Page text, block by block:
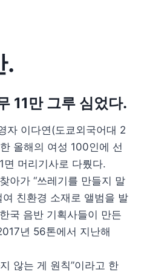
.
11만 그루 심었다.
자 이다연(도쿄외국어대 2
올해의 여성 100인에 선
면 머리기사로 다뤘다.
아가 “쓰레기를 만들지 말
여 친환경 소재로 앨범을 발
국 음반 기획사들이 만든
년 56톤에서 지난해
않는 게 원칙”이라고 한